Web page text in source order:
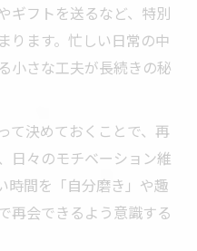
ギフトを送るなど、特別
ります。忙しい日常の中
小さな工夫が長続きの秘
て決めておくことで、再
日々のモチベーション維
時間を「自分磨き」や趣
再会できるよう意識する